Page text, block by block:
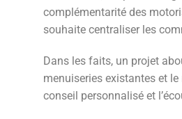
complémentarité des
souhaite centraliser les
Dans les faits, un projet
menuiseries existantes et
conseil personnalisé et